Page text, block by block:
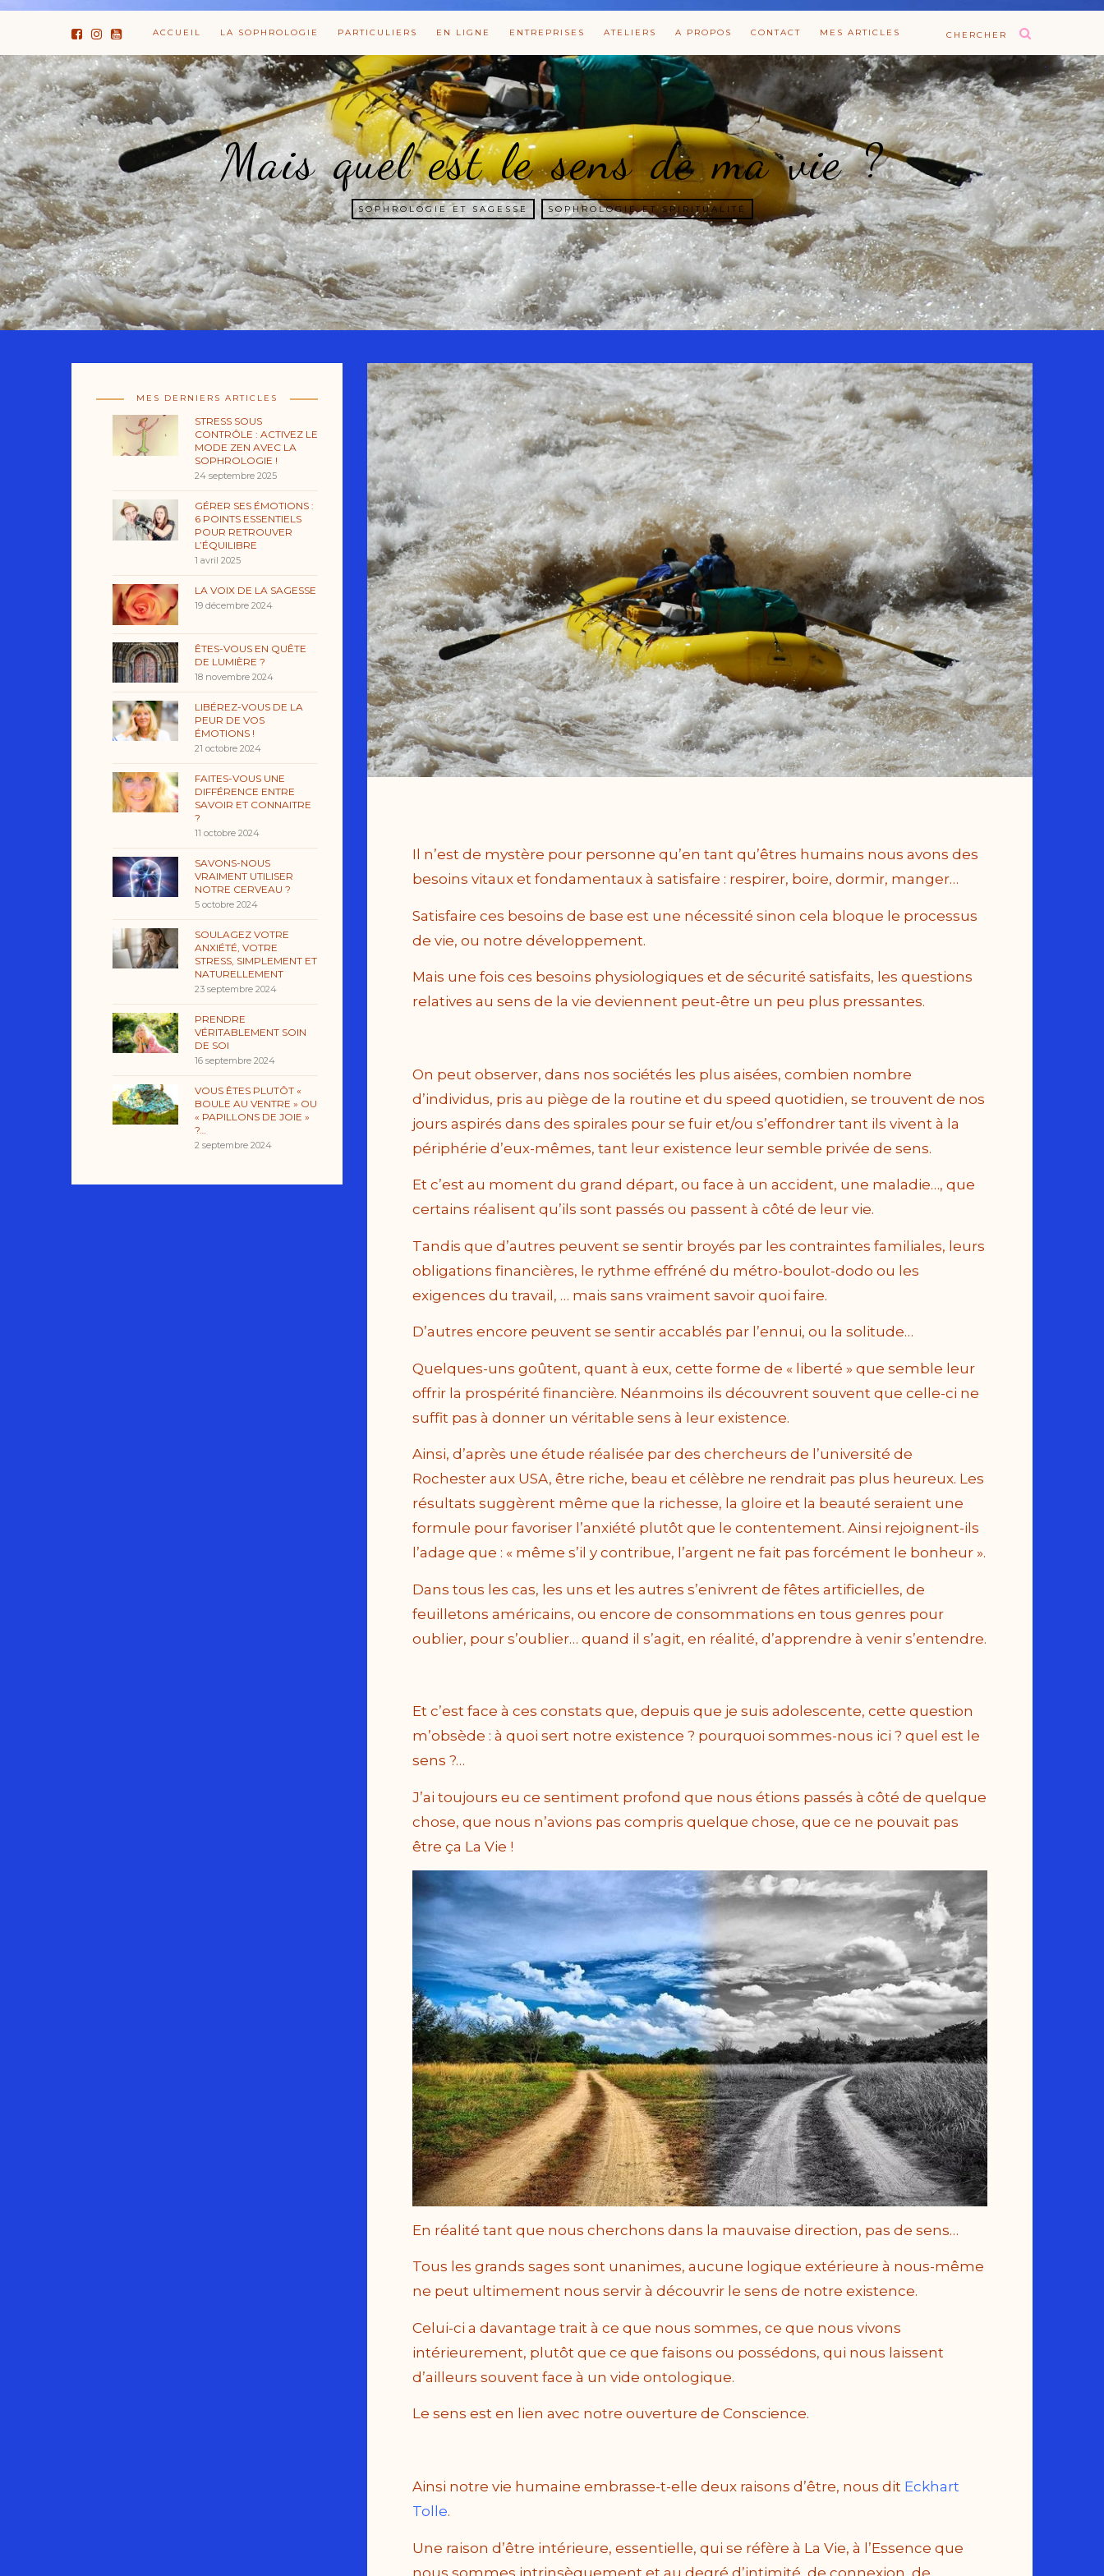
CHERCHER
ACCUEIL LA SOPHROLOGIE PARTICULIERS EN LIGNE ENTREPRISES ATELIERS A PROPOS CONTACT MES ARTICLES
Mais quel est le sens de ma vie ?
SOPHROLOGIE ET SAGESSE SOPHROLOGIE ET SPIRITUALITÉ
MES DERNIERS ARTICLES
STRESS SOUS
CONTRÔLE : ACTIVEZ LE
MODE ZEN AVEC LA
SOPHROLOGIE !
24 septembre 2025
GÉRER SES ÉMOTIONS :
6 POINTS ESSENTIELS
POUR RETROUVER
L’ÉQUILIBRE
1 avril 2025
LA VOIX DE LA SAGESSE
19 décembre 2024
ÊTES-VOUS EN QUÊTE
DE LUMIÈRE ?
18 novembre 2024
LIBÉREZ-VOUS DE LA
PEUR DE VOS
ÉMOTIONS !
21 octobre 2024
FAITES-VOUS UNE
DIFFÉRENCE ENTRE
SAVOIR ET CONNAITRE
?
11 octobre 2024
SAVONS-NOUS
VRAIMENT UTILISER
NOTRE CERVEAU ?
5 octobre 2024
SOULAGEZ VOTRE
ANXIÉTÉ, VOTRE
STRESS, SIMPLEMENT ET
NATURELLEMENT
23 septembre 2024
PRENDRE
VÉRITABLEMENT SOIN
DE SOI
16 septembre 2024
VOUS ÊTES PLUTÔT «
BOULE AU VENTRE » OU
« PAPILLONS DE JOIE »
?…
2 septembre 2024
Il n’est de mystère pour personne qu’en tant qu’êtres humains nous avons des
besoins vitaux et fondamentaux à satisfaire : respirer, boire, dormir, manger…
Satisfaire ces besoins de base est une nécessité sinon cela bloque le processus
de vie, ou notre développement.
Mais une fois ces besoins physiologiques et de sécurité satisfaits, les questions
relatives au sens de la vie deviennent peut-être un peu plus pressantes.
On peut observer, dans nos sociétés les plus aisées, combien nombre
d’individus, pris au piège de la routine et du speed quotidien, se trouvent de nos
jours aspirés dans des spirales pour se fuir et/ou s’effondrer tant ils vivent à la
périphérie d’eux-mêmes, tant leur existence leur semble privée de sens.
Et c’est au moment du grand départ, ou face à un accident, une maladie…, que
certains réalisent qu’ils sont passés ou passent à côté de leur vie.
Tandis que d’autres peuvent se sentir broyés par les contraintes familiales, leurs
obligations financières, le rythme effréné du métro-boulot-dodo ou les
exigences du travail, … mais sans vraiment savoir quoi faire.
D’autres encore peuvent se sentir accablés par l’ennui, ou la solitude…
Quelques-uns goûtent, quant à eux, cette forme de « liberté » que semble leur
offrir la prospérité financière. Néanmoins ils découvrent souvent que celle-ci ne
suffit pas à donner un véritable sens à leur existence.
Ainsi, d’après une étude réalisée par des chercheurs de l’université de
Rochester aux USA, être riche, beau et célèbre ne rendrait pas plus heureux. Les
résultats suggèrent même que la richesse, la gloire et la beauté seraient une
formule pour favoriser l’anxiété plutôt que le contentement. Ainsi rejoignent-ils
l’adage que : « même s’il y contribue, l’argent ne fait pas forcément le bonheur ».
Dans tous les cas, les uns et les autres s’enivrent de fêtes artificielles, de
feuilletons américains, ou encore de consommations en tous genres pour
oublier, pour s’oublier… quand il s’agit, en réalité, d’apprendre à venir s’entendre.
Et c’est face à ces constats que, depuis que je suis adolescente, cette question
m’obsède : à quoi sert notre existence ? pourquoi sommes-nous ici ? quel est le
sens ?…
J’ai toujours eu ce sentiment profond que nous étions passés à côté de quelque
chose, que nous n’avions pas compris quelque chose, que ce ne pouvait pas
être ça La Vie !
En réalité tant que nous cherchons dans la mauvaise direction, pas de sens…
Tous les grands sages sont unanimes, aucune logique extérieure à nous-même
ne peut ultimement nous servir à découvrir le sens de notre existence.
Celui-ci a davantage trait à ce que nous sommes, ce que nous vivons
intérieurement, plutôt que ce que faisons ou possédons, qui nous laissent
d’ailleurs souvent face à un vide ontologique.
Le sens est en lien avec notre ouverture de Conscience.
Ainsi notre vie humaine embrasse-t-elle deux raisons d’être, nous dit Eckhart
Tolle.
Une raison d’être intérieure, essentielle, qui se réfère à La Vie, à l’Essence que
nous sommes intrinsèquement et au degré d’intimité, de connexion, de